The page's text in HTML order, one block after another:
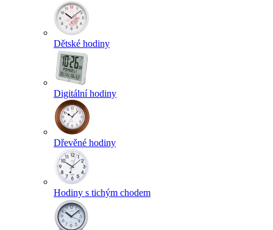
Dětské hodiny
Digitální hodiny
Dřevěné hodiny
Hodiny s tichým chodem